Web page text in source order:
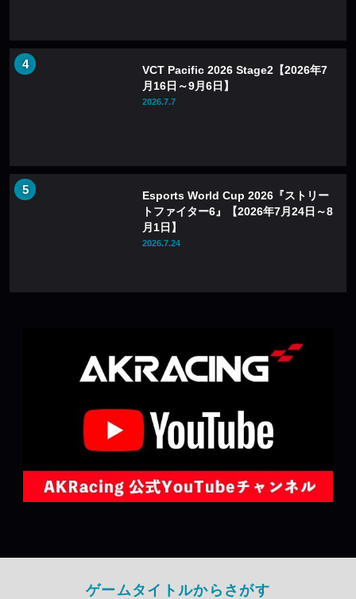
VCT Pacific 2026 Stage2【2026年7
月16日～9月6日】
2026.7.7
Esports World Cup 2026『ストリー
トファイター6』【2026年7月24日～8
月1日】
2026.7.24
ゲームタイトルからさがす